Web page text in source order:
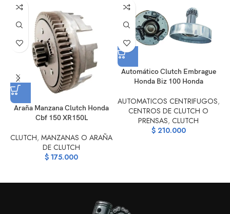
Araña Manzana Clutch Honda
Cbf 150 XR150L
CLUTCH,MANZANAS O ARAÑA
DE CLUTCH
$ 175.000
Automático Clutch Embrague
Honda Biz 100 Honda
AUTOMATICOS CENTRIFUGOS,
CENTROS DE CLUTCH O
PRENSAS, CLUTCH
$210.000